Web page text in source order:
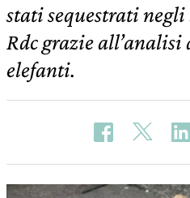
stati sequestrati
Rdc grazie all’analisi
elefanti.